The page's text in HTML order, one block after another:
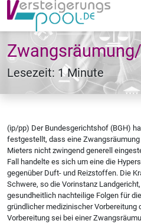
Lesezeit: 1 Minute
(ip/pp) Der Bundesgerichtshof (BGH)
festgestellt, dass eine
Mieters nicht zwingend generell
Fall handelte es sich um eine die
gegenüber Duft- und Reizstoffen. Die
Schwere, so die Vorinstanz
gesundheitlich nachteilige Folgen für
gründlicher medizinischer Vorbereitung
Vorbereitung sei bei einer